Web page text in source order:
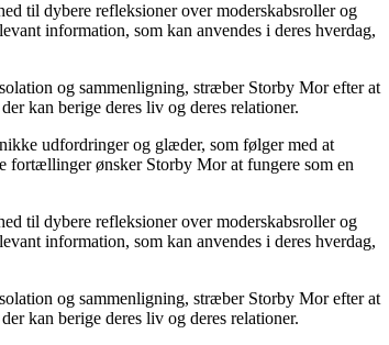
til dybere refleksioner over moderskabsroller og
information, som kan anvendes i deres hverdag,
og sammenligning, stræber Storby Mor efter at
kan berige deres liv og deres relationer.
udfordringer og glæder, som følger med at
fortællinger ønsker Storby Mor at fungere som en
til dybere refleksioner over moderskabsroller og
information, som kan anvendes i deres hverdag,
og sammenligning, stræber Storby Mor efter at
kan berige deres liv og deres relationer.